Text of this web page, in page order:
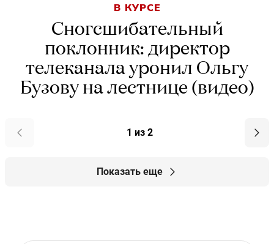
В КУРСЕ
Сногсшибательный
поклонник: директор
телеканала уронил Ольгу
Бузову на лестнице (видео)
1 из 2
Показать еще